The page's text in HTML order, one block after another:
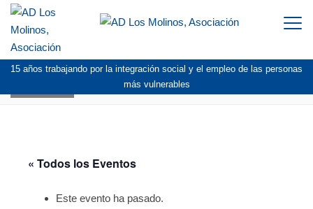
15 años trabajando por la integración social y el empleo de las personas
más vulnerables
« Todos los Eventos
Este evento ha pasado.